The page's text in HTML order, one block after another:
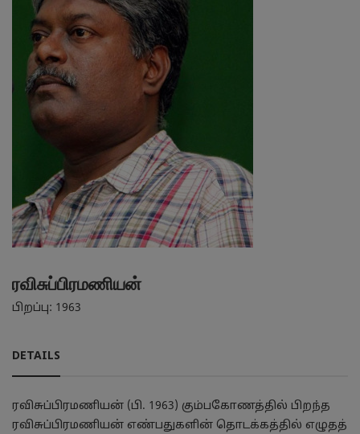
ரவிசுப்பிரமணியன்
பிறப்பு: 1963
DETAILS
ரவிசுப்பிரமணியன் (பி. 1963) கும்பகோணத்தில் பிறந்த
ரவிசுப்பிரமணியன் எண்பதுகளின் தொடக்கத்தில் எழுதத்